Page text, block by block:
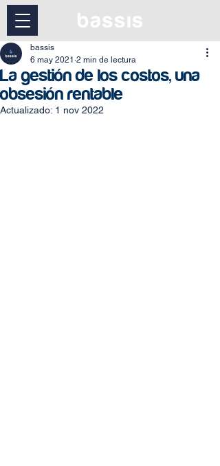
La gestión de los costos, una
obsesión rentable
bassis
6 may 2021 2 min de lectura
Actualizado: 1 nov 2022